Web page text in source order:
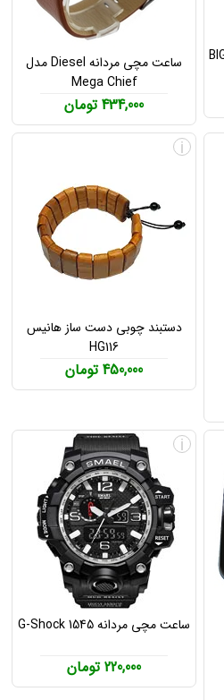
ساعت مچی مردانه Diesel مدل
Mega Chief
434,000 تومان
دستبند چوبی دست ساز هانیس
HG116
450,000 تومان
i
ساعت مچی مردانه G-Shock 1545
220,000 تومان
i